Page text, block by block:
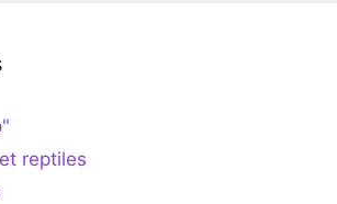
reptiles